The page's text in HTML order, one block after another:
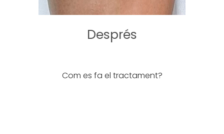
Després
Com es fa el tractament?